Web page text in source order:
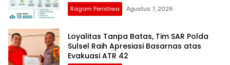
Ragam Peristiwa Agustus 7, 2026
Loyalitas Tanpa Batas, Tim SAR Polda
Sulsel Raih Apresiasi Basarnas atas
Evakuasi ATR 42